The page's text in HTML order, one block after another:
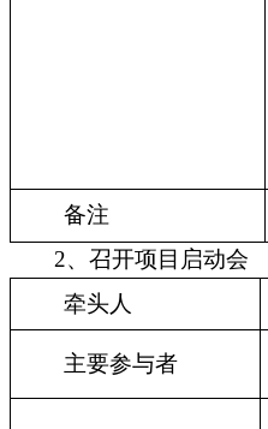
备注
2、召开项目启动会
牵头人
主要参与者